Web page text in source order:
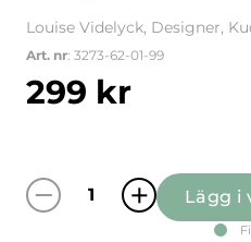
Louise Videlyck, Designer,
Art. nr: 3273-62-01-99
299 kr
Trädgård multiLägg i